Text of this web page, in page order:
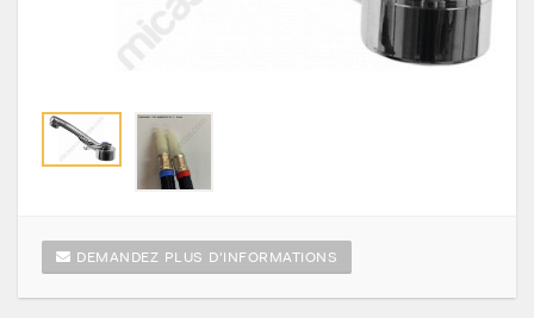
DEMANDEZ PLUS D'INFORMATIONS